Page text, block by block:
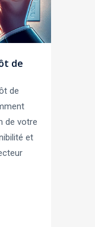
de
de
de votre
et